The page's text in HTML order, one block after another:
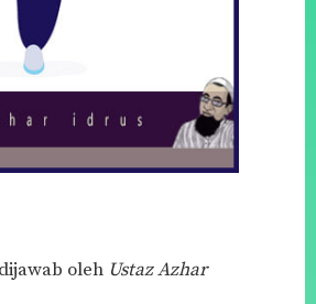
oleh Ustaz Azhar